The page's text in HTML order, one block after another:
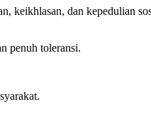
keikhlasan, dan kepedulian
penuh toleransi.